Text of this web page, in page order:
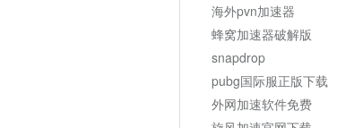
海外pvn加速器
蜂窝加速器破解版
snapdrop
pubg国际服正版下载
外网加速软件免费